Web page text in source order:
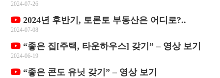
2024-07-26
2024년 후반기, 토론토 부동산은 어디로?..
2024-07-08
“좋은 집[주택, 타운하우스] 갖기” – 영상 보기
2024-06-19
“좋은 콘도 유닛 갖기” – 영상 보기